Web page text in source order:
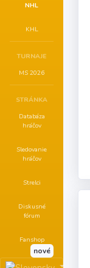
NHL
KHL
TURNAJE
MS 2026
STRÁNKA
Databáza
hráčov
Sledovanie
hráčov
Strelci
Diskusné
fórum
Fanshop
nové